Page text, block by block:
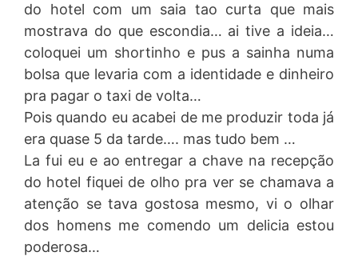
do hotel com um saia tao curta que mais
mostrava do que escondia… ai tive a ideia…
coloquei um shortinho e pus a sainha numa
bolsa que levaria com a identidade e dinheiro
pra pagar o taxi de volta…
Pois quando eu acabei de me produzir toda já
era quase 5 da tarde…. mas tudo bem …
La fui eu e ao entregar a chave na recepção
do hotel fiquei de olho pra ver se chamava a
atenção se tava gostosa mesmo, vi o olhar
dos homens me comendo um delicia estou
poderosa…